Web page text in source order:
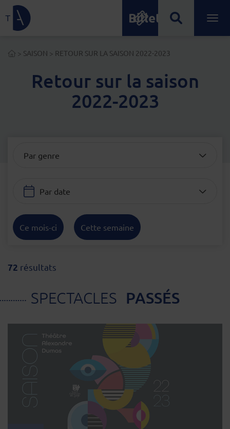
Lien de retour à la page d'accueil Billetterie
ACCUEIL
> SAISON > RETOUR SUR LA SAISON 2022-2023
Retour sur la saison
2022-2023
Par genre
Par date
Ce mois-ci Cette semaine
72 résultats
SPECTACLES PASSÉS